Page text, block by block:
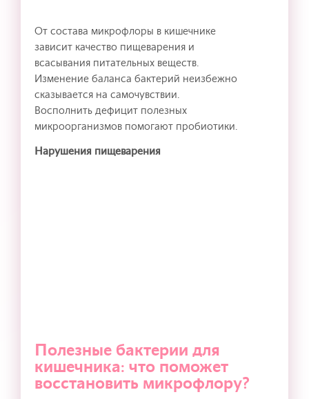
От состава микрофлоры в кишечнике
зависит качество пищеварения и
всасывания питательных веществ.
Изменение баланса бактерий неизбежно
сказывается на самочувствии.
Восполнить дефицит полезных
микроорганизмов помогают пробиотики.
Нарушения пищеварения
Полезные бактерии для
кишечника: что поможет
восстановить микрофлору?